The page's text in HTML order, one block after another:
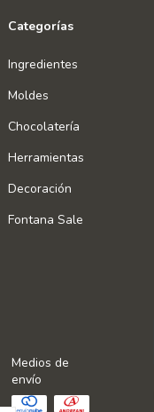
Categorías
Ingredientes
Moldes
Chocolatería
Herramientas
Decoración
Fontana Sale
Medios de
envío